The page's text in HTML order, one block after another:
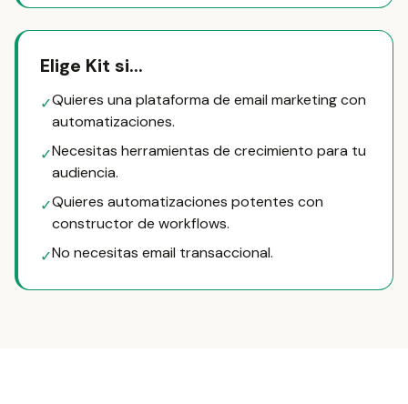
Elige Kit si...
✓Quieres una plataforma de email marketing con
automatizaciones.
✓Necesitas herramientas de crecimiento para tu
audiencia.
✓Quieres automatizaciones potentes con
constructor de workflows.
✓No necesitas email transaccional.